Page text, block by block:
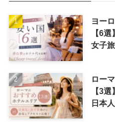
ヨー
【6
女子
ロー
【3
日本